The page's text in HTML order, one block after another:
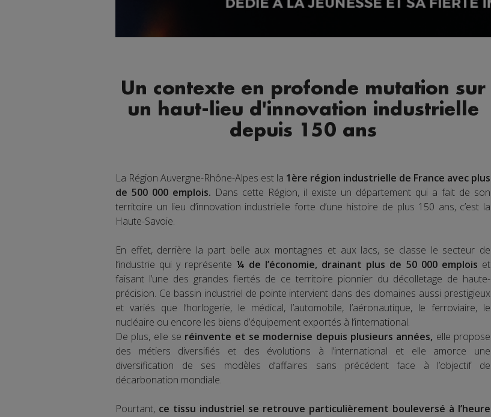
Un contexte en profonde mutation sur
un haut-lieu d'innovation industrielle
depuis 150 ans
La Région Auvergne-Rhône-Alpes est la 1ère région industrielle de France avec plus
de 500 000 emplois. Dans cette Région, il existe un département qui a fait de son
territoire un lieu d’innovation industrielle forte d’une histoire de plus 150 ans, c’est la
Haute-Savoie.
En effet, derrière la part belle aux montagnes et aux lacs, se classe le secteur de
l’industrie qui y représente ¼ de l’économie, drainant plus de 50 000 emplois et
faisant l’une des grandes fiertés de ce territoire pionnier du décolletage de haute-
précision. Ce bassin industriel de pointe intervient dans des domaines aussi prestigieux
et variés que l’horlogerie, le médical, l’automobile, l’aéronautique, le ferroviaire, le
nucléaire ou encore les biens d’équipement exportés à l’international.
De plus, elle se réinvente et se modernise depuis plusieurs années, elle propose
des métiers diversifiés et des évolutions à l’international et elle amorce une
diversification de ses modèles d’affaires sans précédent face à l’objectif de
décarbonation mondiale.
Pourtant, ce tissu industriel se retrouve particulièrement bouleversé à l’heure